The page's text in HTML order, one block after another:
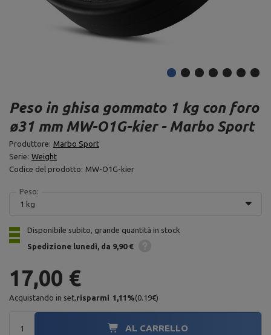
Peso in ghisa gommato 1 kg con foro
ø31 mm MW-O1G-kier - Marbo Sport
Produttore: Marbo Sport
Serie: Weight
Codice del prodotto: MW-O1G-kier
Peso:
1 kg
Disponibile subito, grande quantità in stock
Spedizione lunedì da 9,90 €
17,00 €
Acquistando in set,risparmi 1,11 %(0.19€)
AL CARRELLO